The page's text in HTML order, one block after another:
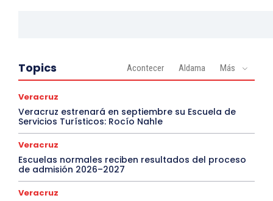
Topics Acontecer Aldama Más
Veracruz
Veracruz estrenará en septiembre su Escuela de
Servicios Turísticos: Rocío Nahle
Veracruz
Escuelas normales reciben resultados del proceso
de admisión 2026–2027
Veracruz